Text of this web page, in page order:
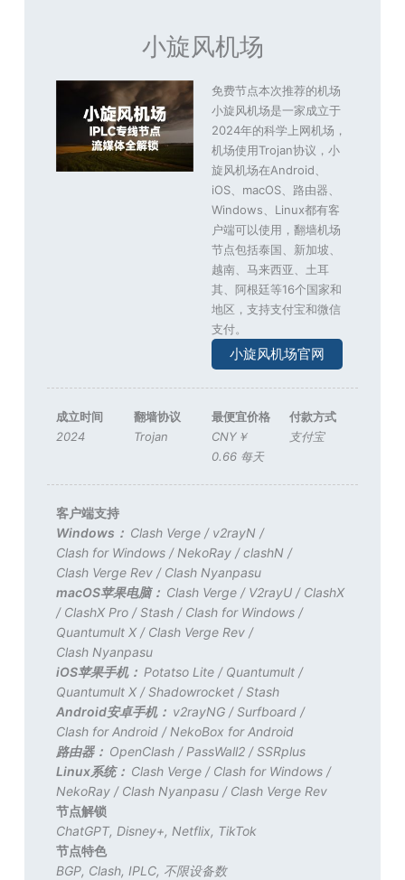
小旋风机场
免费节点本次推荐的机场
小旋风机场是一家成立于
2024年的科学上网机场，
机场使用Trojan协议，小
旋风机场在Android、
iOS、macOS、路由器、
Windows、Linux都有客
户端可以使用，翻墙机场
节点包括泰国、新加坡、
越南、马来西亚、土耳
其、阿根廷等16个国家和
地区，支持支付宝和微信
支付。
小旋风机场官网
成立时间
2024
翻墙协议
Trojan
最便宜价格
CNY￥
0.66 每天
付款方式
支付宝
客户端支持
Windows： Clash Verge / v2rayN /
Clash for Windows / NekoRay /clashN /
Clash Verge Rev / Clash Nyanpasu
macOS苹果电脑： Clash Verge / V2rayU / ClashX
/ ClashX Pro /Stash / Clash for Windows /
Quantumult X / Clash Verge Rev /
Clash Nyanpasu
iOS苹果手机： Potatso Lite / Quantumult /
Quantumult X /Shadowrocket /Stash
Android安卓手机： v2rayNG /Surfboard /
Clash for Android / NekoBox for Android
路由器： OpenClash / PassWall2 /SSRplus
Linux系统： Clash Verge / Clash for Windows /
NekoRay / Clash Nyanpasu / Clash Verge Rev
节点解锁
ChatGPT, Disney+, Netflix, TikTok
节点特色
BGP, Clash, IPLC, 不限设备数